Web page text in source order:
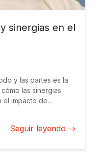
sinergias en el
y las partes es la
las sinergias
el impacto de
Seguir leyendo